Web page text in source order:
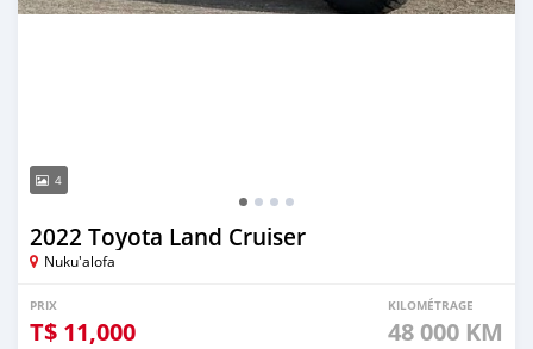
4
2022 Toyota Land Cruiser
Nuku'alofa
PRIX
T$ 11,000
KILOMÉTRAGE
48 000 KM